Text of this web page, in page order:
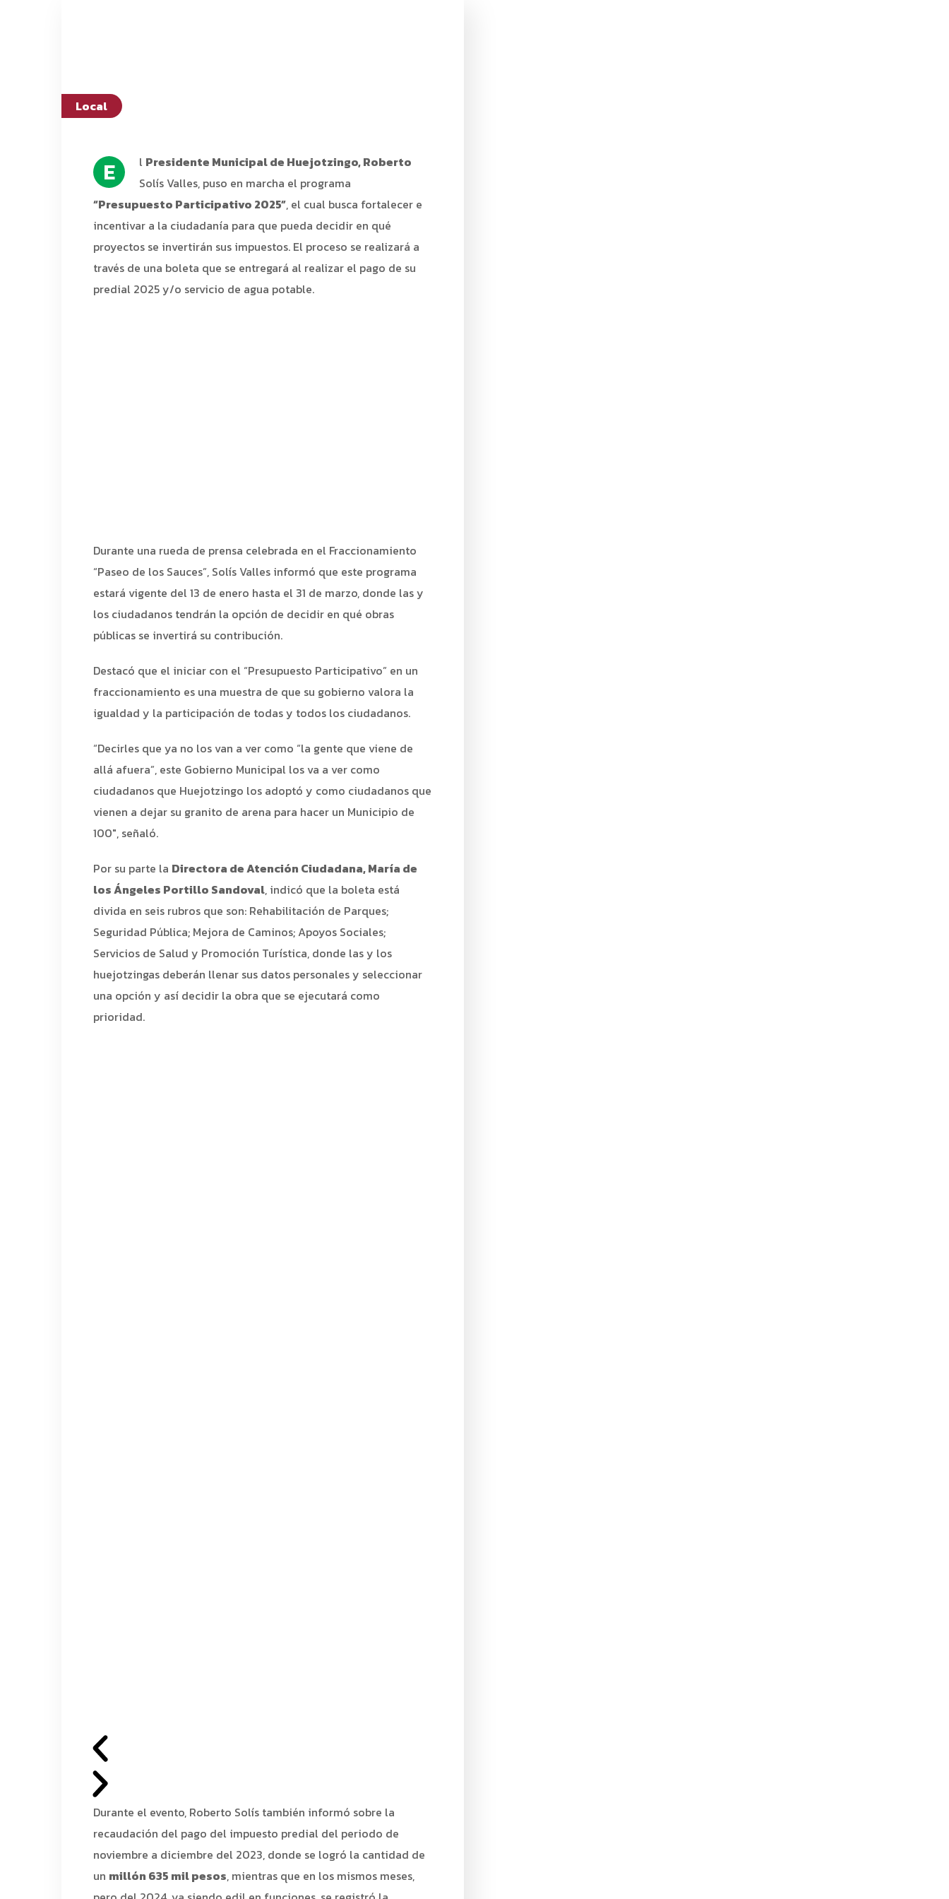
Local
E l Presidente Municipal de Huejotzingo, Roberto
Solís Valles, puso en marcha el programa
“Presupuesto Participativo 2025”, el cual busca fortalecer e
incentivar a la ciudadanía para que pueda decidir en qué
proyectos se invertirán sus impuestos. El proceso se realizará a
través de una boleta que se entregará al realizar el pago de su
predial 2025 y/o servicio de agua potable.
Durante una rueda de prensa celebrada en el Fraccionamiento
“Paseo de los Sauces”, Solís Valles informó que este programa
estará vigente del 13 de enero hasta el 31 de marzo, donde las y
los ciudadanos tendrán la opción de decidir en qué obras
públicas se invertirá su contribución.
Destacó que el iniciar con el “Presupuesto Participativo” en un
fraccionamiento es una muestra de que su gobierno valora la
igualdad y la participación de todas y todos los ciudadanos.
“Decirles que ya no los van a ver como “la gente que viene de
allá afuera”, este Gobierno Municipal los va a ver como
ciudadanos que Huejotzingo los adoptó y como ciudadanos que
vienen a dejar su granito de arena para hacer un Municipio de
100″, señaló.
Por su parte la Directora de Atención Ciudadana, María de
los Ángeles Portillo Sandoval, indicó que la boleta está
divida en seis rubros que son: Rehabilitación de Parques;
Seguridad Pública; Mejora de Caminos; Apoyos Sociales;
Servicios de Salud y Promoción Turística, donde las y los
huejotzingas deberán llenar sus datos personales y seleccionar
una opción y así decidir la obra que se ejecutará como
prioridad.
Durante el evento, Roberto Solís también informó sobre la
recaudación del pago del impuesto predial del periodo de
noviembre a diciembre del 2023, donde se logró la cantidad de
un millón 635 mil pesos, mientras que en los mismos meses,